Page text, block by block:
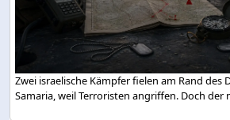
Zwei israelische Kämpfer fielen am Rand des
Samaria, weil Terroristen angriffen. Doch der